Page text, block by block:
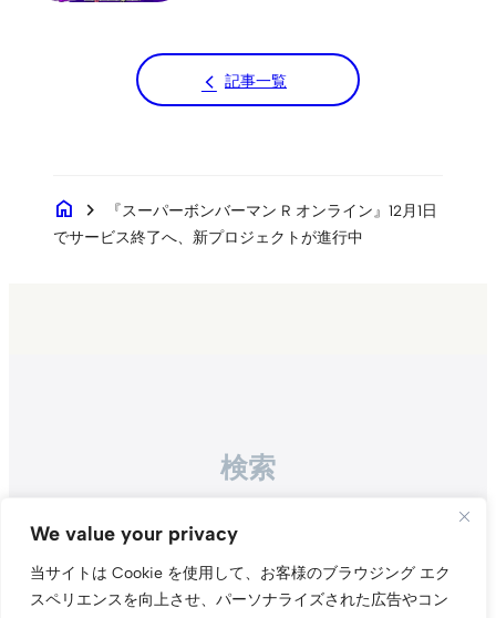
We value your privacy
当サイトは Cookie を使用して、お客様のブラウジング エク
スペリエンスを向上させ、パーソナライズされた広告やコン
記事一覧
home chevron_right
『スーパーボンバーマン R オンライン』12月1日
でサービス終了へ、新プロジェクトが進行中
検索
Search